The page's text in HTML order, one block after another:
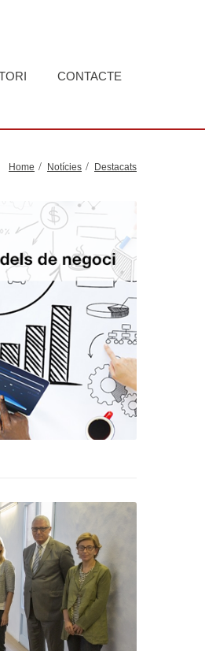
CONTACTE
Home Notícies Destacats